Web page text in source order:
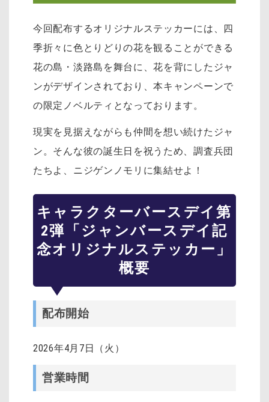
今回配布するオリジナルステッカーには、四
季折々に色とりどりの花を観ることができる
花の島・淡路島を舞台に、花を背にしたジャ
ンがデザインされており、本キャンペーンで
の限定ノベルティとなっております。
現実を見据えながらも仲間を想い続けたジャ
ン。そんな彼の誕生日を祝うため、調査兵団
たちよ、ニジゲンノモリに集結せよ！
キャラクターバースデイ第
2弾「ジャンバースデイ記
念オリジナルステッカー」
概要
配布開始
2026年4月7日（火）
営業時間